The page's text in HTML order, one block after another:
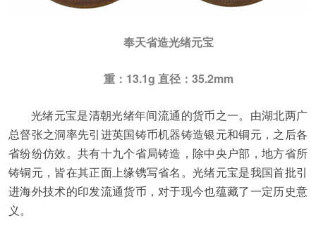
奉天省造光绪元宝
重：13.1g 直径：35.2mm
光绪元宝是清朝光绪年间流通的货币之一。由湖北两广
总督张之洞率先引进英国铸币机器铸造银元和铜元，之后各
省纷纷仿效。共有十九个省局铸造，除中央户部，地方省所
铸铜元，皆在其正面上缘镌写省名。光绪元宝是我国首批引
进海外技术的印发流通货币，对于现今也蕴藏了一定历史意
义。